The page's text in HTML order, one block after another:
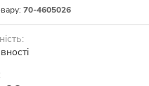
70-4605026